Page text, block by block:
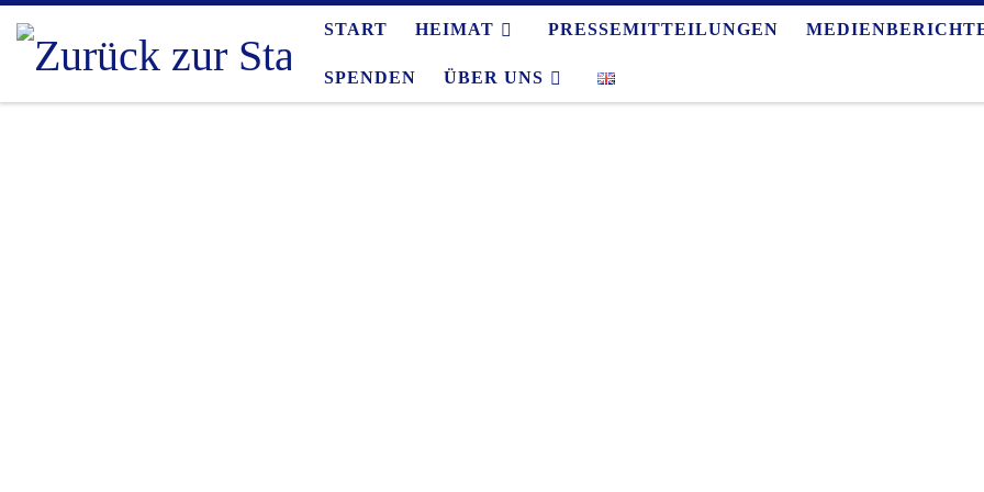
Zum Inhalt springen START HEIMAT PRESSEMITTEILUNGEN
SPENDEN ÜBER UNS